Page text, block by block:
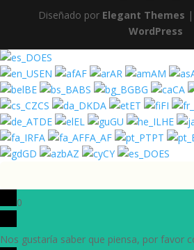
Diseñado por Elegant Themes
WordPress
ES
EN
AF AR AM
BE
BS BG CA
CS
DA ET FI
DE
EL GU HE
FA
FA_AF PT
GD
AZ CY ES
0
Nos gustaría saber que piensa, por favor